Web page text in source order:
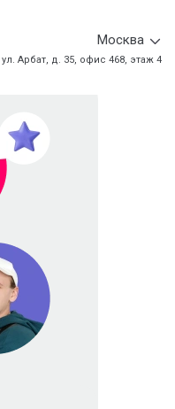
Москва
ул. Арбат, д. 35, офис 468, этаж 4